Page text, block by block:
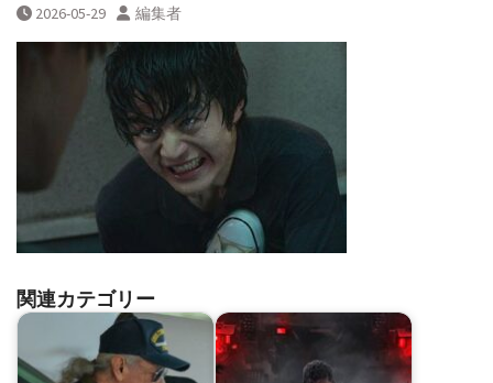
2026-05-29 編集者
関連カテゴリー